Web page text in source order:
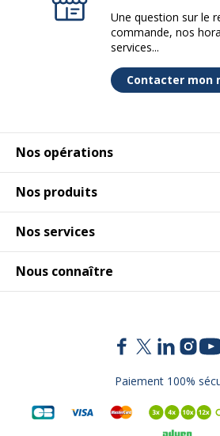
Nos opérations
Nos produits
Nos services
Nous connaître
Une question sur le
commande, nos
services...
Contacter mon
Paiement 100%